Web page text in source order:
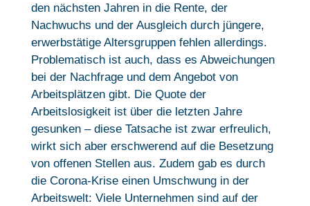
den nächsten Jahren in die Rente, der
Nachwuchs und der Ausgleich durch jüngere,
erwerbstätige Altersgruppen fehlen allerdings.
Problematisch ist auch, dass es Abweichungen
bei der Nachfrage und dem Angebot von
Arbeitsplätzen gibt. Die Quote der
Arbeitslosigkeit ist über die letzten Jahre
gesunken – diese Tatsache ist zwar erfreulich,
wirkt sich aber erschwerend auf die Besetzung
von offenen Stellen aus. Zudem gab es durch
die Corona-Krise einen Umschwung in der
Arbeitswelt: Viele Unternehmen sind auf der